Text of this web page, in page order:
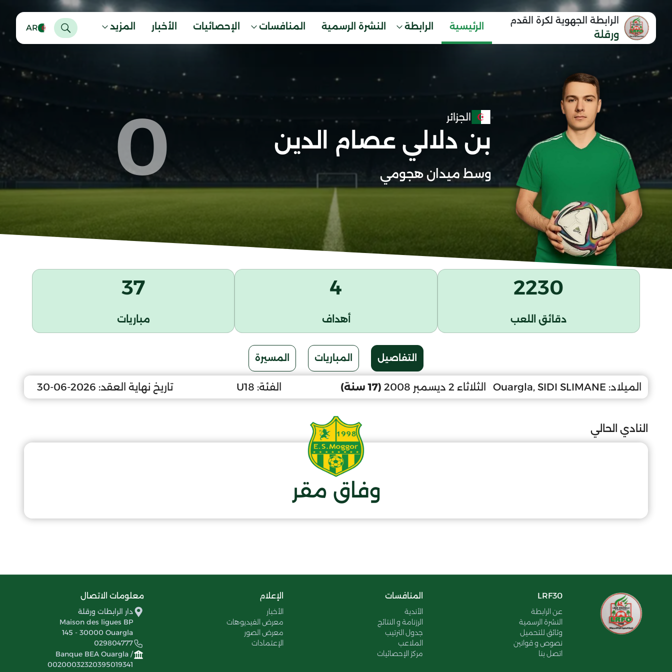
الرابطة الجهوية لكرة القدم
ورقلة
الرئيسية الرابطة النشرة الرسمية المنافسات الإحصائيات الأخبار المزيد AR
الجزائر
بن دلالي عصام الدين
وسط ميدان هجومي 0
2230
دقائق اللعب
4
أهداف
37
مباريات
التفاصيل المباريات المسيرة
الميلاد: Ouargla, SIDI SLIMANE الثلاثاء 2 ديسمبر 2008 (17 سنة) الفئة: U18 تاريخ نهاية العقد: 2026-06-30
النادي الحالي
وفاق مقر
LRF30
عن الرابطة
النشرة الرسمية
وثائق للتحميل
نصوص و قوانين
اتصل بنا
المنافسات
الأندية
الرزنامة و النتائج
جدول الترتيب
الملاعب
مركز الإحصائيات
الإعلام
الأخبار
معرض الفيديوهات
معرض الصور
الإعتمادات
معلومات الاتصال
دار الرابطات ورقلة
Maison des ligues BP
145 - 30000 Ouargla
029804777
Banque BEA Ouargla /
00200032320395019341